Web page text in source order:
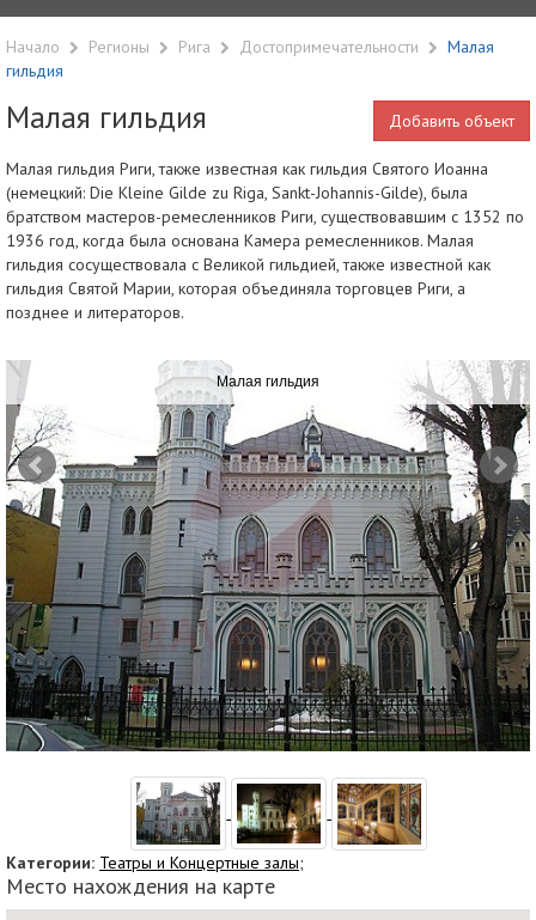
Начало Регионы Рига Достопримечательности
Малая
гильдия
Малая гильдия Добавить объект
Малая гильдия Риги, также известная как гильдия Святого Иоанна
(немецкий: Die Kleine Gilde zu Riga, Sankt-Johannis-Gilde), была
братством мастеров-ремесленников Риги, существовавшим с 1352 по
1936 год, когда была основана Камера ремесленников. Малая
гильдия сосуществовала с Великой гильдией, также известной как
гильдия Святой Марии, которая объединяла торговцев Риги, а
позднее и литераторов.
Малая гильдия
Категории: Театры и Концертные залы;
Место нахождения на карте